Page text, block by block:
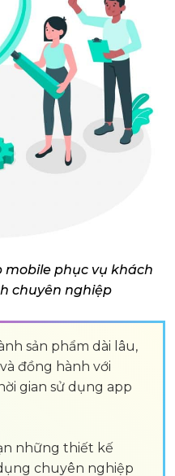
phục vụ khách
chuyên nghiệp
sản phẩm dài lâu,
đồng hành với
gian sử dụng app
những thiết kế
chuyên nghiệp